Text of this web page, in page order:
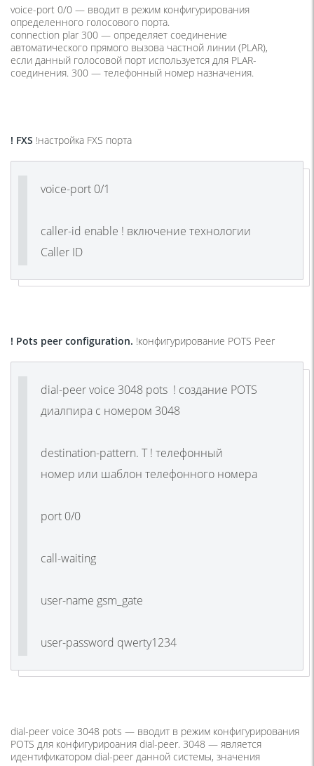
voice-port 0/0 — вводит в режим конфигурирования
определенного голосового порта.
connection plar 300 — определяет соединение
автоматического прямого вызова частной линии (PLAR),
если данный голосовой порт используется для PLAR-
соединения. 300 — телефонный номер назначения.
! FXS !настройка FXS порта
voice-port 0/1
caller-id enable ! включение технологии
Caller ID
! Pots peer configuration. !конфигурирование POTS Peer
dial-peer voice 3048 pots ! создание POTS
диалпира с номером 3048
destination-pattern. T ! телефонный
номер или шаблон телефонного номера
port 0/0
call-waiting
user-name gsm_gate
user-password qwerty1234
dial-peer voice 3048 pots — вводит в режим конфигурирования
POTS для конфигурироания dial-peer. 3048 — является
идентификатором dial-peer данной системы, значения